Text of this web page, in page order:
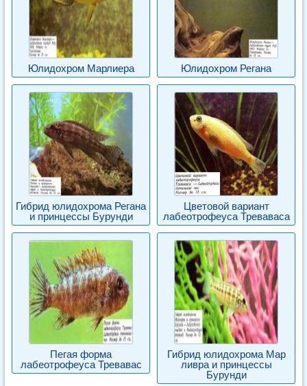
Юлидохром Марлиера Юлидохром Регана
Гибрид юлидохрома Регана
и принцессы Бурунди
Цветовой вариант
лабеотрофеуса Треваваса
Пегая форма
лабеотрофеуса Тревавас
Гибрид юлидохрома Мар
ливра и принцессы
Бурунди